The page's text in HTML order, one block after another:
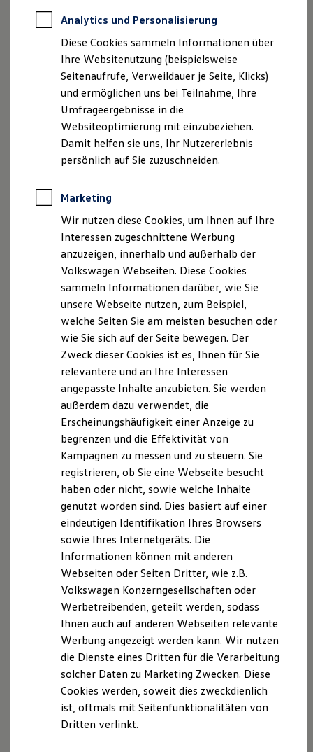
Professional Class bei Volkswagen
Behörden
Direktkunden
Sonderfahrzeuge
Anpfiff zum Gewinn
Elektromobilität
Elektroautos
ID. Tutorials
Elektrofahrzeugkonzepte
ID. EVERY1
Reichweite
Rekuperation
Laden unterwegs
Laden Zuhause
Ladestationen finden
Ladezeitensimulator
Batterie
Sicherheit
Nachhaltigkeit
Technologie
Kosten und Kauf
Kaufoptionen
E-Auto-Förderung
Software und Konnektivität
Die ID. Software 6
ID. Software Versionen und Updates
Digitale Extras
Schnittstellen zu Ihrem ID.
Hybridautos
Marke und Erlebnis
Volkswagen R und R Experience
R-Modelle
R Experience
Driving Experience
Volkswagen entdecken
Werkbesichtigung
Lifestyle Shop
T-Roc Kollektion
Golf Kollektion
ID. Kollektion
Volkswagen Kollektion
R-Kollektion
GTI Kollektion
Fußball Drop
we drive football
#wedriveproud
Besitzer und Service
Software Updates
Service und Ersatzteile
Animationen und Videos unterliegen dem Schutz des
Urheberrechts und anderer Schutzgesetze. Der Inhalt
dieser Websites darf nicht zu kommerziellen Zwecken
kopiert, verbreitet oder Dritten zugänglich gemacht
werden.
Wir haben auf unseren Seiten Verknüpfungen zu
anderen Seiten im Internet angelegt. Auf sämtliche
Links haben wir keinerlei Einfluss. Deshalb
distanzieren wir uns hiermit ausdrücklich von allen
Szanto Automobile
Norderneystraße 2
51377 Leverkusen
Tel.: 0214 – 314 913 30
Fax.: 0214 – 314 913 50
E-Mail:info@szanto-automobile.de
USt-Id-Nr.: DE 228 687 480
Verantwortlicher i.S. d. §55 Abs. 2 RfStV: Stephan
Hinweis gemäß § 36
Verbraucherstreitbeilegungsgesetz (VSBG) <br /> Wir
sind zur Teilnahme an einem
Streitbeilegungsverfahren vor einer
Verbraucherschlichtungsstelle weder bereit noch dazu
verpflichtet.
Datenschutzerklärung
A. Verantwortlicher
Wir freuen uns, dass Sie unsere Webseite der Szanto
Automobile , Norderneystr. 2, 51377 Leverkusen,
INFO@SZANTO-AUTOMOBILE.DE besuchen. Im
Folgenden informieren wir Sie über die Verarbeitung
Analytics und Personalisierung
Diese Cookies sammeln Informationen über
Ihre Websitenutzung (beispielsweise
Seitenaufrufe, Verweildauer je Seite, Klicks)
und ermöglichen uns bei Teilnahme, Ihre
Umfrageergebnisse in die
Websiteoptimierung mit einzubeziehen.
Damit helfen sie uns, Ihr Nutzererlebnis
persönlich auf Sie zuzuschneiden.
Marketing
Wir nutzen diese Cookies, um Ihnen auf Ihre
Interessen zugeschnittene Werbung
anzuzeigen, innerhalb und außerhalb der
Volkswagen Webseiten. Diese Cookies
sammeln Informationen darüber, wie Sie
unsere Webseite nutzen, zum Beispiel,
welche Seiten Sie am meisten besuchen oder
wie Sie sich auf der Seite bewegen. Der
Zweck dieser Cookies ist es, Ihnen für Sie
relevantere und an Ihre Interessen
angepasste Inhalte anzubieten. Sie werden
außerdem dazu verwendet, die
Erscheinungshäufigkeit einer Anzeige zu
begrenzen und die Effektivität von
Kampagnen zu messen und zu steuern. Sie
registrieren, ob Sie eine Webseite besucht
haben oder nicht, sowie welche Inhalte
genutzt worden sind. Dies basiert auf einer
eindeutigen Identifikation Ihres Browsers
sowie Ihres Internetgeräts. Die
Informationen können mit anderen
Webseiten oder Seiten Dritter, wie z.B.
Volkswagen Konzerngesellschaften oder
Werbetreibenden, geteilt werden, sodass
Ihnen auch auf anderen Webseiten relevante
Werbung angezeigt werden kann. Wir nutzen
die Dienste eines Dritten für die Verarbeitung
solcher Daten zu Marketing Zwecken. Diese
Cookies werden, soweit dies zweckdienlich
ist, oftmals mit Seitenfunktionalitäten von
Dritten verlinkt.